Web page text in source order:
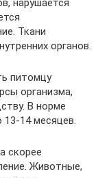
нарушается
Ткани
органов.
питомцу
организма,
В норме
14 месяцев.
скорее
Животные,